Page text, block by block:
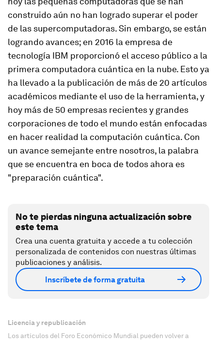
construido aún no han logrado superar el poder
de las supercomputadoras. Sin embargo, se están
logrando avances; en 2016 la empresa de
tecnología IBM proporcionó el acceso público a la
primera computadora cuántica en la nube. Esto ya
ha llevado a la publicación de más de 20 artículos
académicos mediante el uso de la herramienta, y
hoy más de 50 empresas recientes y grandes
corporaciones de todo el mundo están enfocadas
en hacer realidad la computación cuántica. Con
un avance semejante entre nosotros, la palabra
que se encuentra en boca de todos ahora es
"preparación cuántica".
No te pierdas ninguna actualización sobre
este tema
Crea una cuenta gratuita y accede a tu colección
personalizada de contenidos con nuestras últimas
publicaciones y análisis.
Inscríbete de forma gratuita
Licencia y republicación
Los artículos del Foro Económico Mundial pueden volver a